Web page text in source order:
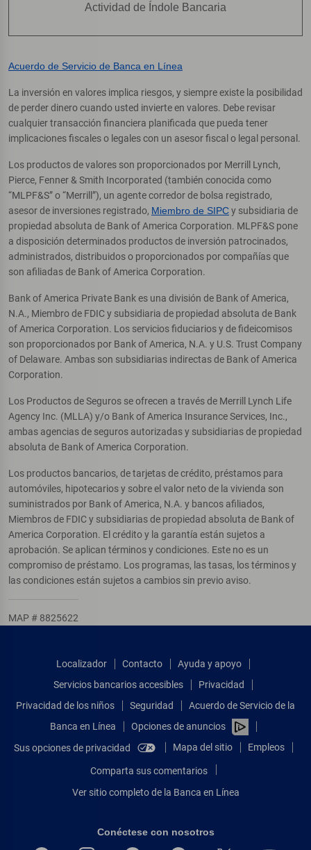
Actividad de Índole Bancaria
Acuerdo de Servicio de Banca en Línea
La inversión en valores implica riesgos, y siempre existe la posibilidad
de perder dinero cuando usted invierte en valores. Debe revisar
cualquier transacción financiera planificada que pueda tener
implicaciones fiscales o legales con un asesor fiscal o legal personal.
Los productos de valores son proporcionados por Merrill Lynch,
Pierce, Fenner & Smith Incorporated (también conocida como
“MLPF&S” o “Merrill”), un agente corredor de bolsa registrado,
asesor de inversiones registrado, Miembro de SIPCy subsidiaria de
propiedad absoluta de Bank of America Corporation. MLPF&S pone
a disposición determinados productos de inversión patrocinados,
administrados, distribuidos o proporcionados por compañías que
son afiliadas de Bank of America Corporation.
Bank of America Private Bank es una división de Bank of America,
N.A., Miembro de FDIC y subsidiaria de propiedad absoluta de Bank
of America Corporation. Los servicios fiduciarios y de fideicomisos
son proporcionados por Bank of America, N.A. y U.S. Trust Company
of Delaware. Ambas son subsidiarias indirectas de Bank of America
Corporation.
Los Productos de Seguros se ofrecen a través de Merrill Lynch Life
Agency Inc. (MLLA) y/o Bank of America Insurance Services, Inc.,
ambas agencias de seguros autorizadas y subsidiarias de propiedad
absoluta de Bank of America Corporation.
Los productos bancarios, de tarjetas de crédito, préstamos para
automóviles, hipotecarios y sobre el valor neto de la vivienda son
suministrados por Bank of America, N.A. y bancos afiliados,
Miembros de FDIC y subsidiarias de propiedad absoluta de Bank of
America Corporation. El crédito y la garantía están sujetos a
aprobación. Se aplican términos y condiciones. Este no es un
compromiso de préstamo. Los programas, las tasas, los términos y
las condiciones están sujetos a cambios sin previo aviso.
MAP # 8825622
Localizador Contacto
Ayuda y apoyo
Servicios bancarios accesibles
Privacidad
Privacidad de los niños
Seguridad
Acuerdo de Servicio de la
Banca en Línea
Opciones de anuncios
Sus opciones de privacidad
Mapa del sitio Empleos
Comparta sus comentarios
Ver sitio completo de la Banca en Línea
Conéctese con nosotros